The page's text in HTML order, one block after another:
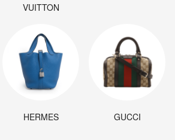
VUITTON
HERMES GUCCI